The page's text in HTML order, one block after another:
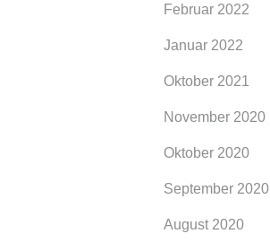
Februar 2022
Januar 2022
Oktober 2021
November 2020
Oktober 2020
September 2020
August 2020